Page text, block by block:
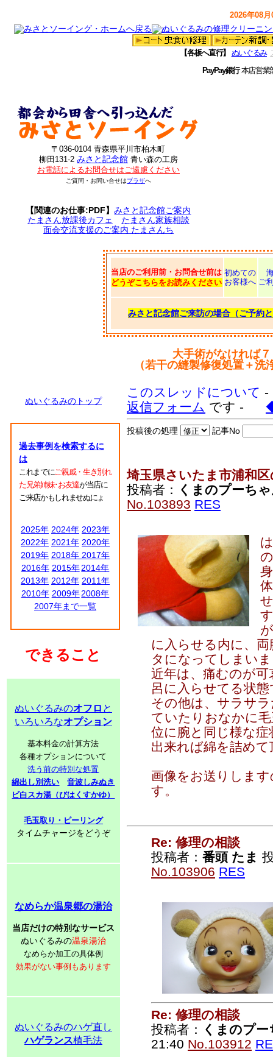
2026年08
【各板へ直行】 ぬいぐるみ
PayPay銀行本店営
〒036-0104 青森県平川市柏木町
柳田131-2 みさと記念館 青い森の工房
お電話によるお問合せはご遠慮ください
ご質問・お問い合せはプラザへ
【関連のお仕事:PDF】みさと記念館ご案内
たまさん放課後カフェ
たまさん家族相談
面会交流支援のご案内 たまさんち
当店のご利用前・お問合せ前は
どうぞこちらをお読みください
初めての
お客様へ ご
みさと記念館ご来訪の場合（ご予約
大手術がなければ
（若干の縫製修復処置＋
ぬいぐるみのトップ
過去事例を検索するに
は
これまでにご親戚・生き別れ
た兄弟姉妹･お友達が当店に
ご来店かもしれませぬにょ
2025年 2024年 2023年
2022年 2021年 2020年
2019年 2018年 2017年
2016年 2015年 2014年
2013年 2012年 2011年
2010年 2009年 2008年
2007年まで一覧
できること
ぬいぐるみのオフロ と
いろいろなオプション
基本料金の計算方法
各種オプションについて
洗う前の特別な処置
綿出し別洗い
音波しみぬき
ビ白スカ湯（びはくすかゆ）
毛玉取り・ピーリング
タイムチャージをどうぞ
なめらか温泉郷の湯治
当店だけの特別なサービス
ぬいぐるみの温泉湯治
なめらか加工の具体例
効果がない事例もあります
ぬいぐるみのハゲ直し
ハゲランス植毛法
このスレッドについて -
返信フォーム です -
投稿後の処理 記事No
埼玉県さいたま市浦和
投稿者：
くまのプーち
No.103893 RES
に入らせる内に、
タになってしまい
近年は、痛むのが
呂に入らせてる状態
その他は、サラサ
ていたりおなかに
位に腕と同じ様な
出来れば綿を詰め
画像をお送りしま
す。
Re: 修理の相談
投稿者： 番頭 たま
No.103906 RES
Re: 修理の相談
投稿者：
くまのプ
21:40 No.103912